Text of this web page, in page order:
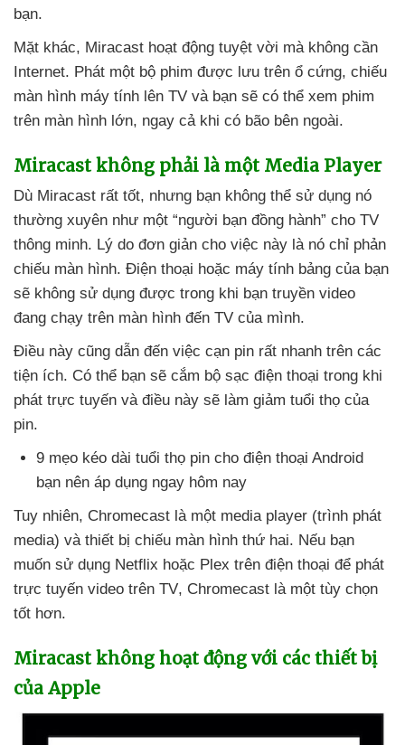
bạn.
Mặt khác, Miracast hoạt động tuyệt vời mà không cần
Internet. Phát một bộ phim được lưu trên ổ cứng, chiếu
màn hình máy tính lên TV và bạn sẽ có thể xem phim
trên màn hình lớn, ngay cả khi có bão bên ngoài.
Miracast không phải là một Media Player
Dù Miracast rất tốt, nhưng bạn không thể sử dụng nó
thường xuyên như một “người bạn đồng hành” cho TV
thông minh. Lý do đơn giản cho việc này là nó chỉ phản
chiếu màn hình. Điện thoại hoặc máy tính bảng của bạn
sẽ không sử dụng được trong khi bạn truyền video
đang chạy trên màn hình đến TV của mình.
Điều này cũng dẫn đến việc cạn pin rất nhanh trên các
tiện ích. Có thể bạn sẽ cắm bộ sạc điện thoại trong khi
phát trực tuyến và điều này sẽ làm giảm tuổi thọ của
pin.
9 mẹo kéo dài tuổi thọ pin cho điện thoại Android
bạn nên áp dụng ngay hôm nay
Tuy nhiên, Chromecast là một media player (trình phát
media) và thiết bị chiếu màn hình thứ hai. Nếu bạn
muốn sử dụng Netflix hoặc Plex trên điện thoại để phát
trực tuyến video trên TV, Chromecast là một tùy chọn
tốt hơn.
Miracast không hoạt động với các thiết bị
của Apple